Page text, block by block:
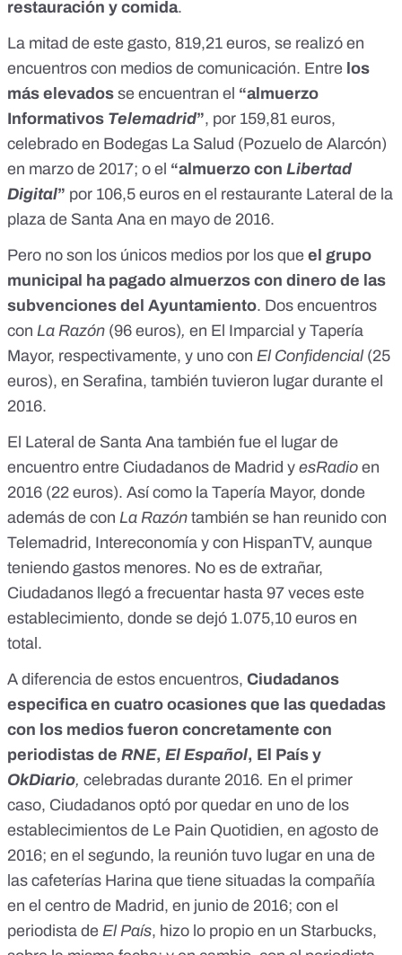
restauración y comida.
La mitad de este gasto, 819,21 euros, se realizó en
encuentros con medios de comunicación. Entre los
más elevados se encuentran el “almuerzo
Informativos Telemadrid”, por 159,81 euros,
celebrado en Bodegas La Salud (Pozuelo de Alarcón)
en marzo de 2017; o el “almuerzo con Libertad
Digital” por 106,5 euros en el restaurante Lateral de la
plaza de Santa Ana en mayo de 2016.
Pero no son los únicos medios por los que el grupo
municipal ha pagado almuerzos con dinero de las
subvenciones del Ayuntamiento. Dos encuentros
con La Razón (96 euros), en El Imparcial y Tapería
Mayor, respectivamente, y uno con El Confidencial (25
euros), en Serafina, también tuvieron lugar durante el
2016.
El Lateral de Santa Ana también fue el lugar de
encuentro entre Ciudadanos de Madrid y esRadio en
2016 (22 euros). Así como la Tapería Mayor, donde
además de con La Razón también se han reunido con
Telemadrid, Intereconomía y con HispanTV, aunque
teniendo gastos menores. No es de extrañar,
Ciudadanos llegó a frecuentar hasta 97 veces este
establecimiento, donde se dejó 1.075,10 euros en
total.
A diferencia de estos encuentros, Ciudadanos
especifica en cuatro ocasiones que las quedadas
con los medios fueron concretamente con
periodistas de RNE, El Español, El País y
OkDiario, celebradas durante 2016. En el primer
caso, Ciudadanos optó por quedar en uno de los
establecimientos de Le Pain Quotidien, en agosto de
2016; en el segundo, la reunión tuvo lugar en una de
las cafeterías Harina que tiene situadas la compañía
en el centro de Madrid, en junio de 2016; con el
periodista de El País, hizo lo propio en un Starbucks,